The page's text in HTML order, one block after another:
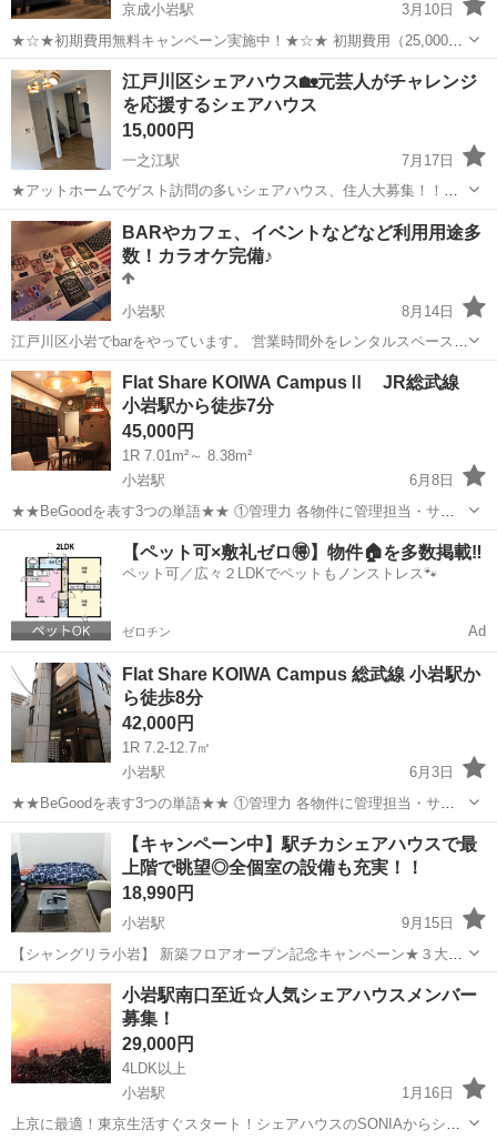
京成小岩駅
3月10日
★☆★初期費用無料キャンペーン実施中！★☆★ 初期費用（25,000
円）が〔無料！〕 ☆★☆フリーレントキャンペーン実施中！☆★☆ 賃
料+共益費1か月分が無料となります。 ※ともに6か月以上のご入居が
条件となりま...
東京 江戸川区 京成小岩駅 シェアハウス 徒歩
江戸川区シェアハウス🏡元芸人がチャレンジ
を応援するシェアハウス
15,000円
一之江駅
7月17日
★アットホームでゲスト訪問の多いシェアハウス、住人大募集！！！
https://liverty-house.com/ 本ページをご覧いただき誠にありがとうござ
います。 当シェアハウスの名前は「リバ邸チャレンジ〜...
東京 江戸川区 一之江駅 シェアハウス 徒歩
BARやカフェ、イベントなどなど利用用途多
数！カラオケ完備♪
小岩駅
8月14日
江戸川区小岩でbarをやっています。 営業時間外をレンタルスペースと
して貸し出しておりますので、ぜひご利用ください 食器やグラス類な
ども揃ってますので今すぐ始められます！ ガスコンロとレンジ、冷蔵
冷凍庫もござい...
東京 江戸川区 小岩駅 シェアハウス bar
Flat Share KOIWA CampusⅡ JR総武線
小岩駅から徒歩7分
45,000円
1R 7.01m²～ 8.38m²
小岩駅
6月8日
★★BeGoodを表す3つの単語★★ ①管理力 各物件に管理担当・サブ
担当がついており、困った時の相談が簡単！ ②清潔さ 毎週の定期清掃
はもちろん、ルールを記載し気持ちよく過ごせるような環境づくりを
徹底しています！ ...
江戸川区 小岩駅 シェアハウス 初期
【ペット可×敷礼ゼロ🉐】物件🏠を多数掲載‼️
ペット可／広々２LDKでペットもノンストレス🐾
ゼロチン Ad
Flat Share KOIWA Campus 総武線 小岩駅か
ら徒歩8分
42,000円
1R 7.2-12.7㎡
小岩駅
6月3日
★★BeGoodを表す3つの単語★★ ①管理力 各物件に管理担当・サブ
担当がついており、困った時の相談が簡単！ ②清潔さ 毎週の定期清掃
はもちろん、ルールを記載し気持ちよく過ごせるような環境づくりを
徹底しています！ ...
東京 江戸川区 シェアハウス
【キャンペーン中】駅チカシェアハウスで最
上階で眺望◎全個室の設備も充実！！
18,990円
小岩駅
9月15日
【シャングリラ小岩】 新築フロアオープン記念キャンペーン★３大特
典★ 初月光熱費無料＆事務手数料無料＆保証金無し 特典１：2か月以
上のご利用契約で事務手数料5千円無料 特典２：4か月以上のご利用契
約で初月光熱費1...
東京 江戸川区 小岩駅 シェアハウス
小岩駅南口至近☆人気シェアハウスメンバー
募集！
29,000円
4LDK以上
小岩駅
1月16日
上京に最適！東京生活すぐスタート！シェアハウスのSONIAからシェ